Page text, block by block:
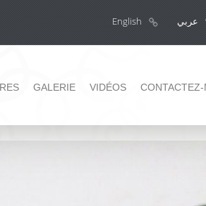
English عربي
GALERIE VIDÉOS CONTACTEZ-